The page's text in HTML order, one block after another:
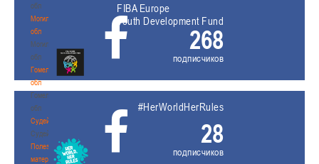
обл
Могилевская
обл
Могилевская
обл
Гомельская
обл
Гомельская
обл
Судейство
Судейство
Полезные
материалы
FIBA Europe
Youth Development Fund
268
подписчиков
#HerWorldHerRules
28
подписчиков